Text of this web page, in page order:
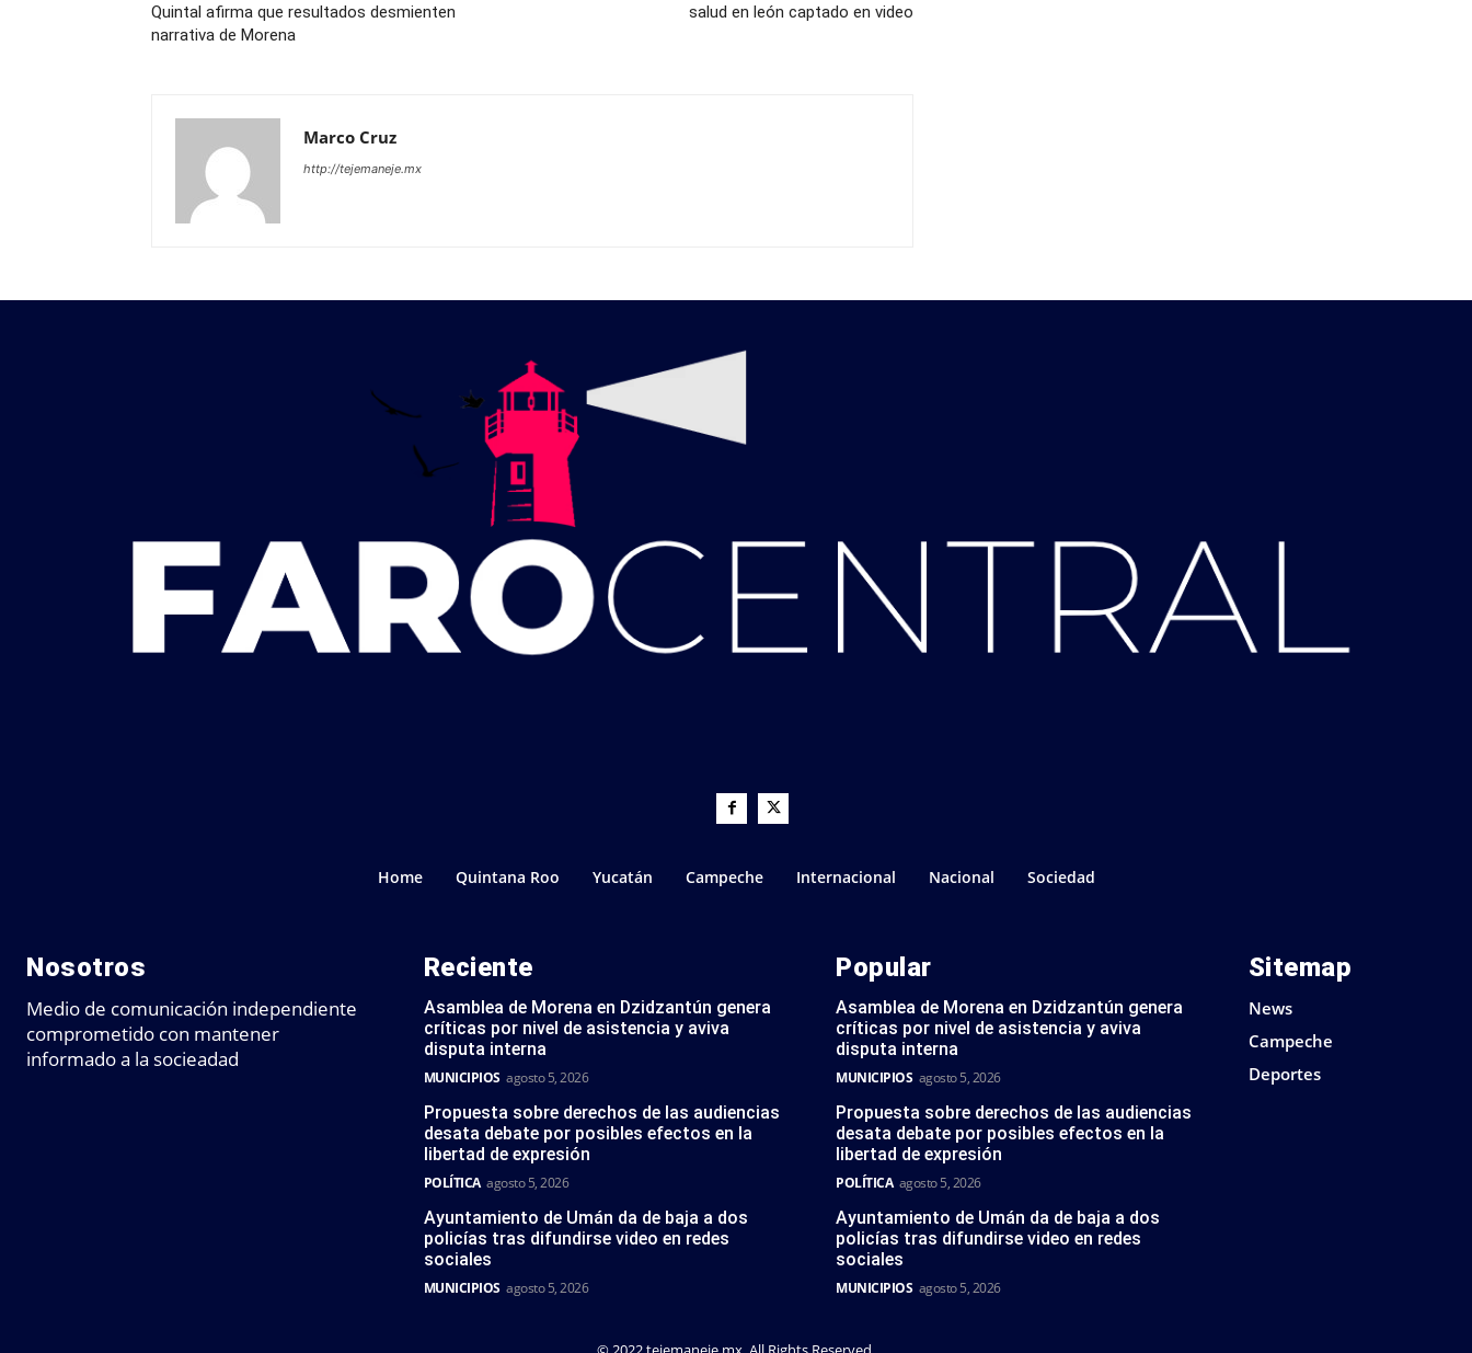
Quintal afirma que resultados desmienten
narrativa de Morena
salud en león captado en video
Marco Cruz
http://tejemaneje.mx
Home Quintana Roo Yucatán Campeche Internacional Nacional Sociedad
Nosotros
Medio de comunicación independiente
comprometido con mantener
informado a la socieadad
Reciente
Asamblea de Morena en Dzidzantún genera
críticas por nivel de asistencia y aviva
disputa interna
MUNICIPIOS agosto 5, 2026
Propuesta sobre derechos de las audiencias
desata debate por posibles efectos en la
libertad de expresión
POLÍTICA agosto 5, 2026
Ayuntamiento de Umán da de baja a dos
policías tras difundirse video en redes
sociales
MUNICIPIOS agosto 5, 2026
Popular
Asamblea de Morena en Dzidzantún genera
críticas por nivel de asistencia y aviva
disputa interna
MUNICIPIOS agosto 5, 2026
Propuesta sobre derechos de las audiencias
desata debate por posibles efectos en la
libertad de expresión
POLÍTICA agosto 5, 2026
Ayuntamiento de Umán da de baja a dos
policías tras difundirse video en redes
sociales
MUNICIPIOS agosto 5, 2026
Sitemap
News
Campeche
Deportes